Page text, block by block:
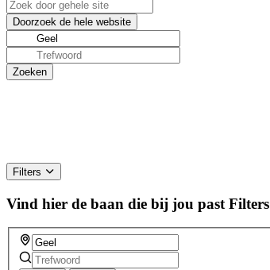
Filters
Vind hier de baan die bij jou past Filters